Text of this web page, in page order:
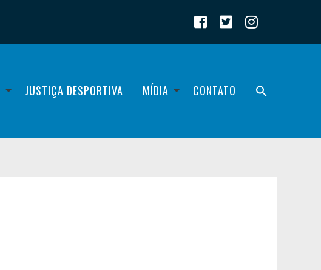
JUSTIÇA DESPORTIVA MÍDIA CONTATO